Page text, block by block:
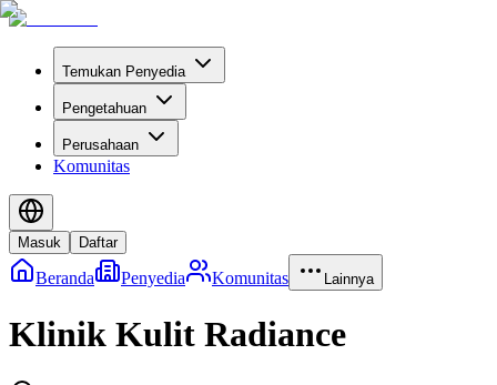
Temukan Penyedia
Pengetahuan
Perusahaan
Komunitas
Masuk Daftar
Beranda Penyedia Komunitas Lainnya
Klinik Kulit Radiance